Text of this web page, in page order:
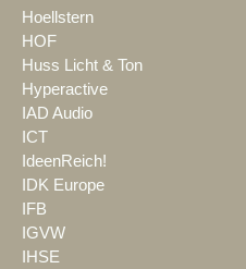
Hoellstern
HOF
Huss Licht & Ton
Hyperactive
IAD Audio
ICT
IdeenReich!
IDK Europe
IFB
IGVW
IHSE